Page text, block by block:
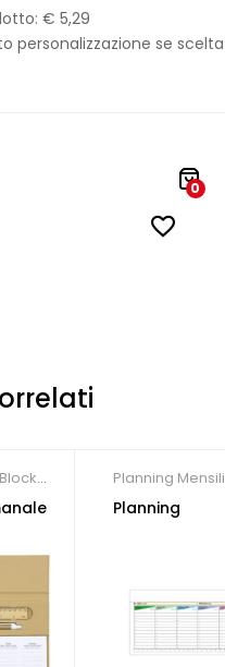
€ 5,29
personalizzazione se scelta
0
Block
Planning Mensili
Planning